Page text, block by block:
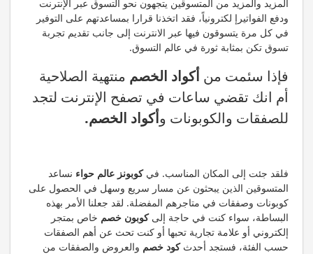
المزيد والمزيد من المتسوقين يتجهون نحو التسوق عبر الإنترنت
ودفع الفواتيرإ لكترونياً، فقد اتخذنا قرارا بمساعدتهم على التوفير
في كل مرة يتسوقون فيها عبر الانترنت إلى جانب تقديم تجربة
تسوق تكن بمثابة ثورة في عالم التسوق.
فإذا سئمت من أكواد الخصم منتهية الصلاحية
أم انك تقضي ساعات في تصفح الإنترنت لتجد
للصفقات والكوبونات وأكواد الخصم.
فلقد جئت إلى المكان المناسب. في كوبونز عالم حواء نساعد
المتسوقين الذين يبحثون عن مسار سريع وسهل في الحصول على
كوبونات وصفقات في متاجرهم المفضلة. لقد جعلنا الأمر بهذه
البساطة، سواء كنت في حاجة إلىكوبون خصم خاص بمتجر
إلكتروني أو علامة تجارية تحبها أو كنت تحث عن أهم الصفقات
حسب الفئة، فستجد أحدثكود خصم والعروض والصفقات من